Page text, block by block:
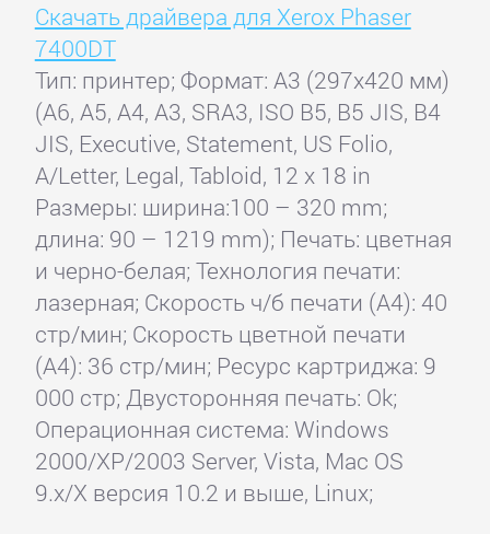
Скачать драйвера для Xerox Phaser
7400DT
Тип: принтер; Формат: A3 (297x420 мм)
(A6, A5, A4, A3, SRA3, ISO B5, B5 JIS, B4
JIS, Executive, Statement, US Folio,
A/Letter, Legal, Tabloid, 12 x 18 in
Размеры: ширина:100 – 320 mm;
длина: 90 – 1219 mm); Печать: цветная
и черно-белая; Технология печати:
лазерная; Скорость ч/б печати (А4): 40
стр/мин; Скорость цветной печати
(А4): 36 стр/мин; Ресурс картриджа: 9
000 стр; Двусторонняя печать: Ok;
Операционная система: Windows
2000/XP/2003 Server, Vista, Mac OS
9.x/X версия 10.2 и выше, Linux;